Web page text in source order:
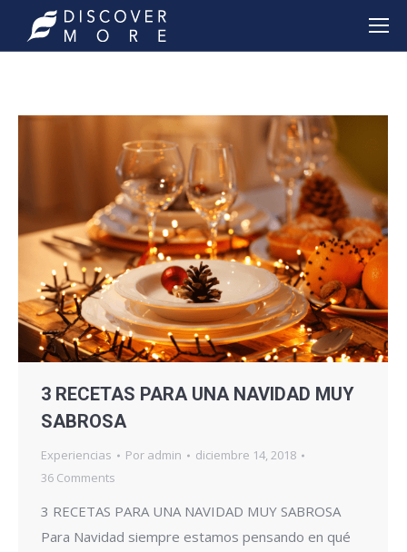
3 RECETAS PARA UNA NAVIDAD MUY
SABROSA
Experiencias Por admin
diciembre 14, 2018
36 Comments
3 RECETAS PARA UNA NAVIDAD MUY SABROSA
Para Navidad siempre estamos pensando en qué